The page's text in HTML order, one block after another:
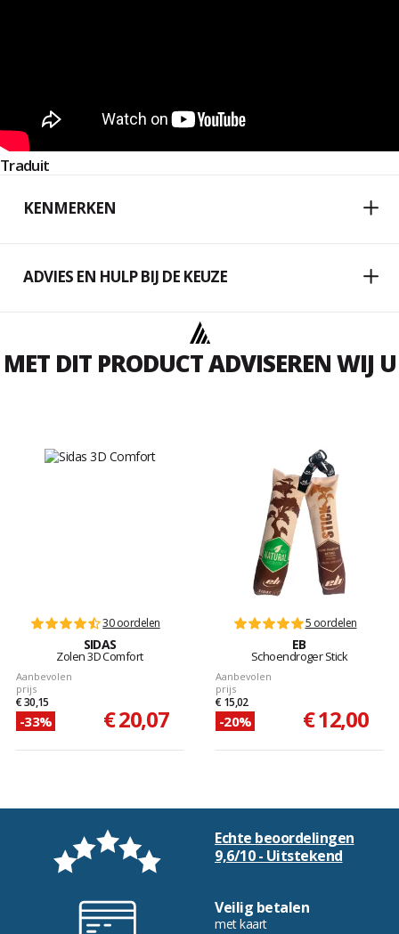
Traduit
KENMERKEN
ADVIES EN HULP BIJ DE KEUZE
MET DIT PRODUCT ADVISEREN WIJ U
30 oordelen
SIDAS
Zolen 3D Comfort
Aanbevolen
prijs
€ 30,15
-33% € 20,07
5 oordelen
EB
Schoendroger Stick
Aanbevolen
prijs
€ 15,02
-20% € 12,00
Echte beoordelingen
9,6/10 - Uitstekend
Veilig betalen
met kaart